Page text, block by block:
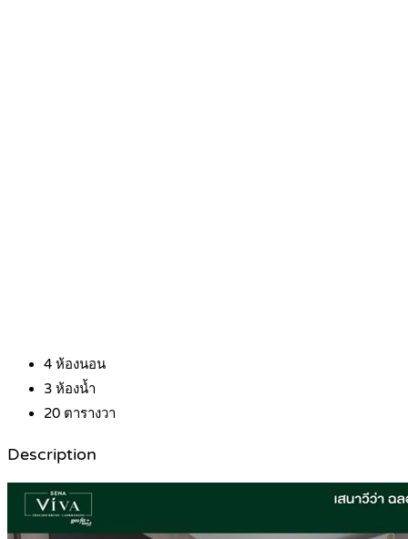
4 ห้องนอน
3 ห้องน้ำ
20 ตารางวา
Description